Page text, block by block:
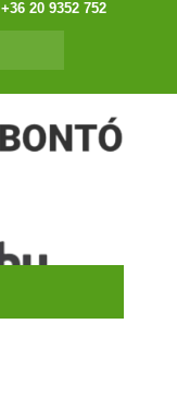
+36 20 9352 752